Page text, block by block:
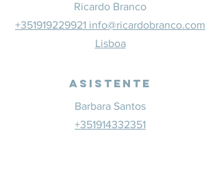
Ricardo Branco
+351919229921 info@ricardobranco.com
Lisboa
Asistente
Barbara Santos
+351914332351